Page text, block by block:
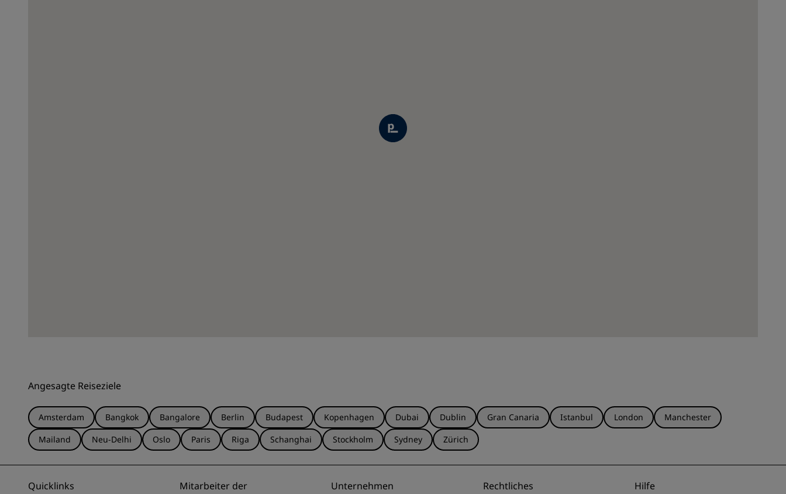
Angesagte Reiseziele
Amsterdam Bangkok Bangalore Berlin Budapest Kopenhagen Dubai Dublin Gran Canaria Istanbul London
Manchester
Mailand
Neu-Delhi Oslo Paris Riga Schanghai Stockholm Sydney Zürich
Quicklinks
Mitarbeiter der
Unternehmen Rechtliches Hilfe